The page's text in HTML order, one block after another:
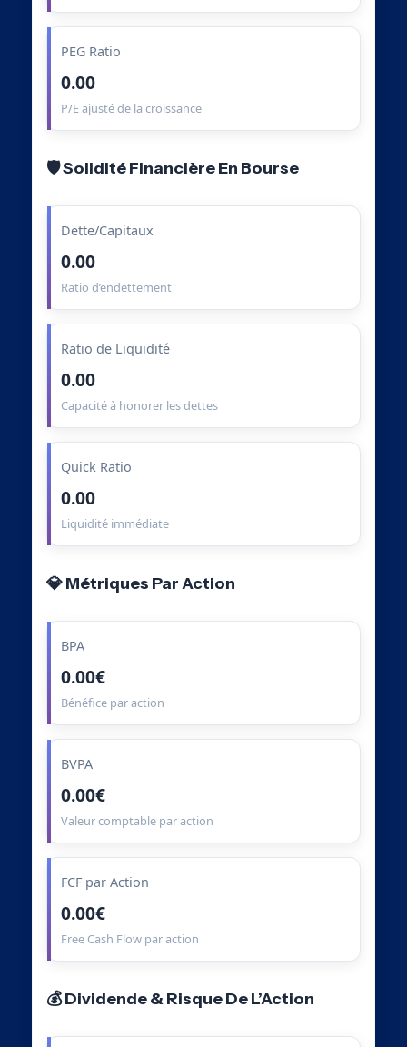
PEG Ratio
0.00
P/E ajusté de la croissance
🛡️ Solidité Financière En Bourse
Dette/Capitaux
0.00
Ratio d’endettement
Ratio de Liquidité
0.00
Capacité à honorer les dettes
Quick Ratio
0.00
Liquidité immédiate
💎 Métriques Par Action
BPA
0.00€
Bénéfice par action
BVPA
0.00€
Valeur comptable par action
FCF par Action
0.00€
Free Cash Flow par action
💰 Dividende & Risque De L’Action